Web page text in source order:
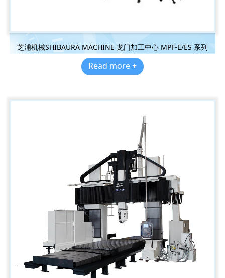
芝浦机械SHIBAURA MACHINE 龙门加工中心 MPF-E/ES 系列
Read more +